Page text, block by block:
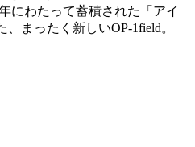
にわたって蓄積された「アイ
まったく新しいOP-1field。